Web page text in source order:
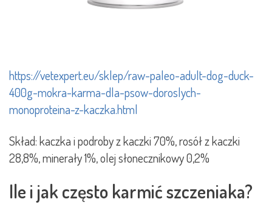
https://vetexpert.eu/sklep/raw-paleo-adult-dog-duck-
400g-mokra-karma-dla-psow-doroslych-
monoproteina-z-kaczka.html
Skład: kaczka i podroby z kaczki 70%, rosół z kaczki
28,8%, minerały 1%, olej słonecznikowy 0,2%
Ile i jak często karmić szczeniaka?